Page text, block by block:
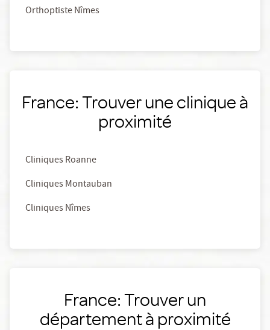
Orthoptiste Nîmes
France: Trouver une clinique à
proximité
Cliniques Roanne
Cliniques Montauban
Cliniques Nîmes
France: Trouver un
département à proximité